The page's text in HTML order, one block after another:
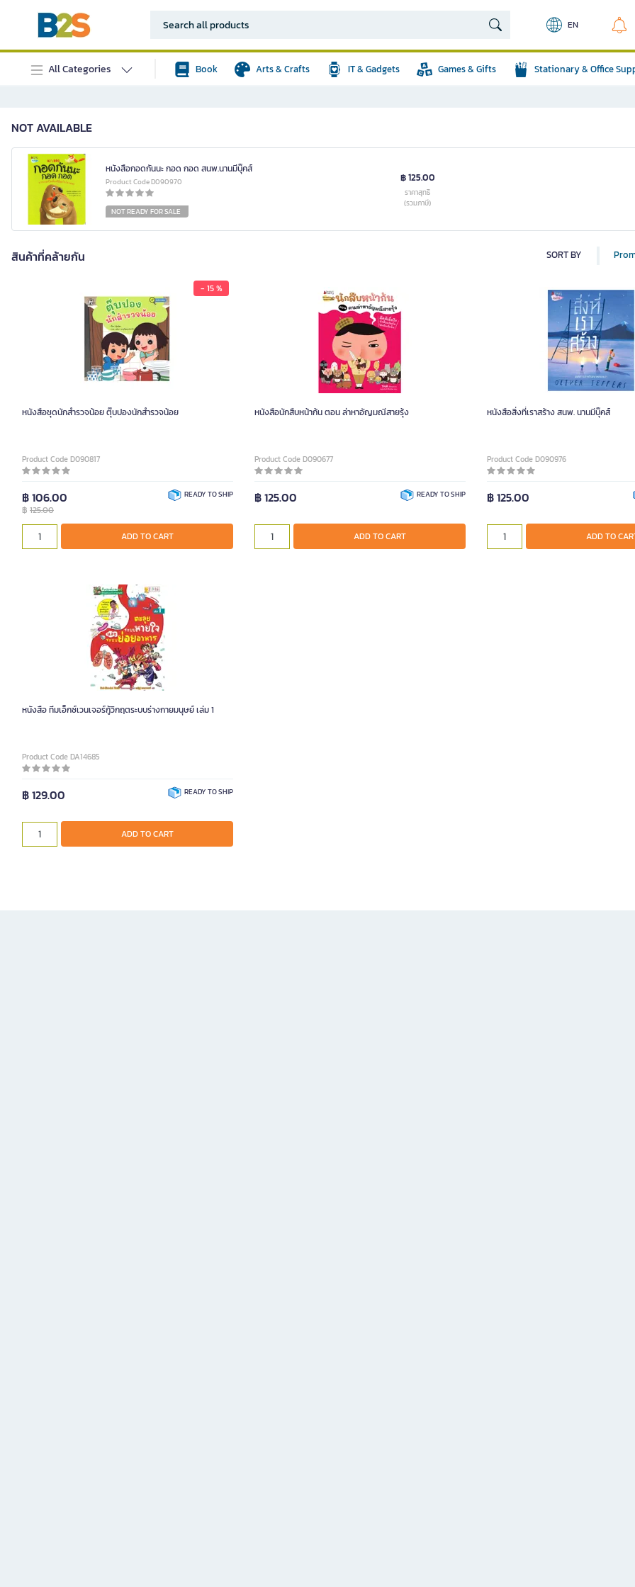
EN
All Categories Book Arts & Crafts IT & Gadgets Games & Gifts Stationary & Office
NOT AVAILABLE
หนังสือกอดกันนะ กอด กอด สนพ.นานมีบุ๊คส์
Product Code D090970
NOT READY FOR SALE
฿ 125.00
ราคาสุทธิ
(รวมภาษี)
สินค้าที่คล้ายกัน SORT BY
- 15 %
หนังสือชุดนักสำรวจน้อย ตุ๊บปองนักสำรวจน้อย
Product Code D090817
฿ 106.00
฿ 125.00
READY TO SHIP
ADD TO CART
หนังสือนักสืบหน้าก้น ตอน ล่าหาอัญมณีสายรุ้ง
Product Code D090677
฿ 125.00 READY TO SHIP
ADD TO CART
หนังสือสิ่งที่เราสร้าง สนพ. นานมีบุ๊คส์
Product Code D090976
฿ 125.00
ADD TO
หนังสือ ทีมเอ็กซ์เวนเจอร์กู้วิกฤตระบบร่างกายมนุษย์ เล่ม 1
Product Code DA14685
฿ 129.00 READY TO SHIP
ADD TO CART